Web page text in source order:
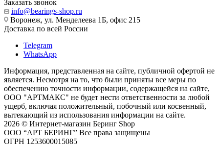
Заказать звонок
info@bearings-shop.ru
Воронеж, ул. Менделеева 1Б, офис 215
Доставка по всей России
Telegram
WhatsApp
Информация, представленная на сайте, публичной офертой не
является. Несмотря на то, что были приняты все меры по
обеспечению точности информации, содержащейся на сайте,
ООО "АРТМАКС" не будет нести ответственности за любой
ущерб, включая положительный, побочный или косвенный,
вытекающий из использования информации на сайте.
2026 © Интернет-магазин Беринг Shop
ООО “АРТ БЕРИНГ” Все права защищены
ОГРН 1253600015085